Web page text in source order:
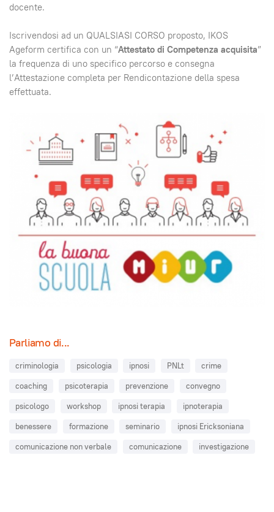
docente.
Iscrivendosi ad un QUALSIASI CORSO proposto, IKOS
Ageform certifica con un “Attestato di Competenza acquisita”
la frequenza di uno specifico percorso e consegna
l’Attestazione completa per Rendicontazione della spesa
effettuata.
Parliamo di...
criminologia psicologia ipnosi PNLt
crime
coaching
psicoterapia prevenzione
convegno
psicologo
workshop ipnosi terapia
ipnoterapia
benessere
formazione seminario
ipnosi Ericksoniana
comunicazione non verbale
comunicazione investigazione